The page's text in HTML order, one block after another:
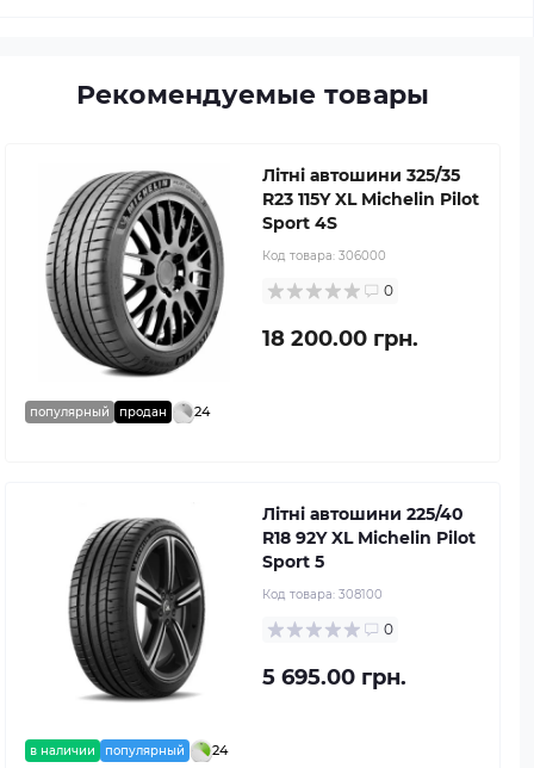
Рекомендуемые товары
популярный продан 24
Літні автошини 325/35
R23 115Y XL Michelin Pilot
Sport 4S
Код товара: 306000
0
18 200.00 грн.
в наличии популярный 24
Літні автошини 225/40
R18 92Y XL Michelin Pilot
Sport 5
Код товара: 308100
0
5 695.00 грн.